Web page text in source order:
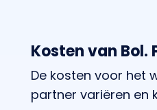
Kosten van Bol.
De kosten voor het
partner variëren en